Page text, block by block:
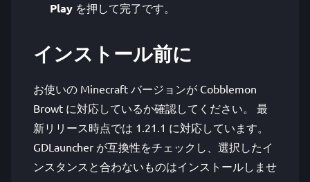
Play を押して完了です。
インストール前に
お使いの Minecraft バージョンが Cobblemon
Browt に対応しているか確認してください。 最
新リリース時点では 1.21.1 に対応しています。
GDLauncher が互換性をチェックし、選択したイ
ンスタンスと合わないものはインストールしませ